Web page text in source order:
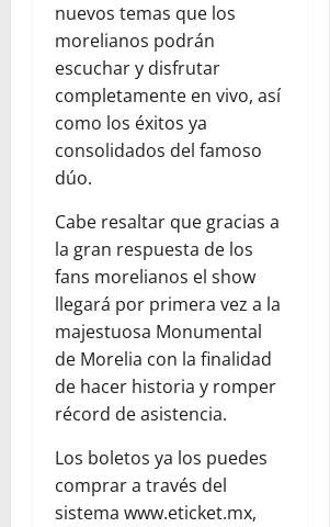
nuevos temas que los
morelianos podrán
escuchar y disfrutar
completamente en vivo, así
como los éxitos ya
consolidados del famoso
dúo.
Cabe resaltar que gracias a
la gran respuesta de los
fans morelianos el show
llegará por primera vez a la
majestuosa Monumental
de Morelia con la finalidad
de hacer historia y romper
récord de asistencia.
Los boletos ya los puedes
comprar a través del
sistema www.eticket.mx,